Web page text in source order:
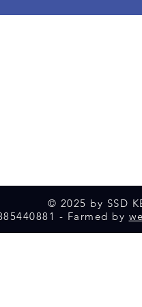
© 2025 by SSD
- Farmed by